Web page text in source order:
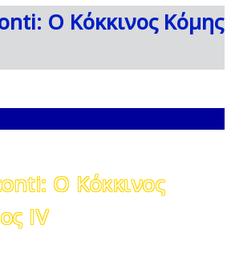
Ο Κόκκινος Κόμης
Ο Κόκκινος
ΙV